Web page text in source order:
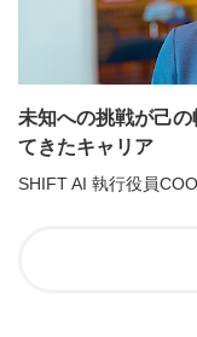
未知への挑戦が己
てきたキャリア
SHIFT AI 執行役員